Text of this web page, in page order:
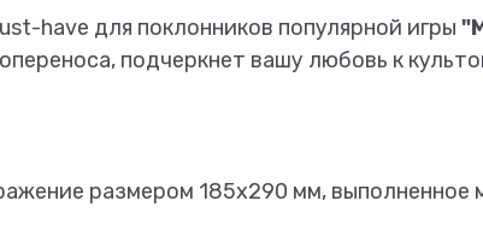
have для поклонников популярной игры
подчеркнет вашу любовь к
размером 185х290 мм, выполненное